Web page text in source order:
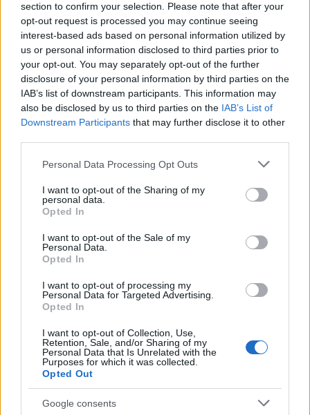
section to confirm your selection. Please note that after your
opt-out request is processed you may continue seeing
interest-based ads based on personal information utilized by
us or personal information disclosed to third parties prior to
your opt-out. You may separately opt-out of the further
disclosure of your personal information by third parties on the
IAB’s list of downstream participants. This information may
also be disclosed by us to third parties on the IAB’s List of
Downstream Participants that may further disclose it to other
Please note that this website/app uses one or more Google
not limited to your visit or usage behaviour. You may click to
grant or deny consent to Google and its third-party tags to
use your data for below specified purposes in below Google
consent section.
Personal Data Processing Opt Outs
I want to opt-out of the Sharing of my
personal data.
Opted In
I want to opt-out of the Sale of my
Personal Data.
Opted In
I want to opt-out of processing my
Personal Data for Targeted Advertising.
Opted In
I want to opt-out of Collection, Use,
Retention, Sale, and/or Sharing of my
Personal Data that Is Unrelated with the
Purposes for which it was collected.
Opted Out
Google consents
Continua a leggere
NEWS E ATTUALITÀ